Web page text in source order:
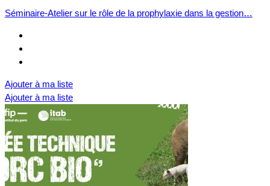
Séminaire-Atelier sur le rôle de la prophylaxie dans la gestion…
Ajouter à ma liste
Ajouter à ma liste